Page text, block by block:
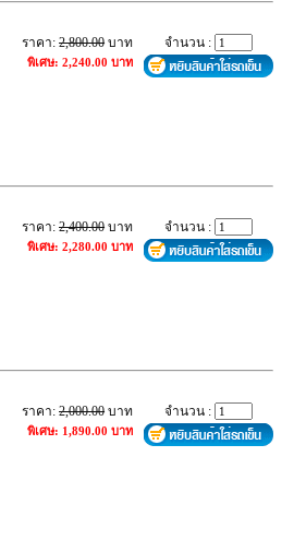
ราคา:2,800.00 บาท
พิเศษ: 2,240.00 บาท
จำนวน :
ราคา:2,400.00 บาท
พิเศษ: 2,280.00 บาท
จำนวน :
ราคา:2,000.00 บาท
พิเศษ: 1,890.00 บาท
จำนวน :